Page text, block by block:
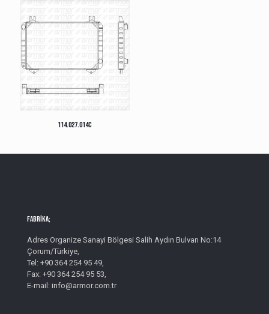
114.027.014C
Fabrika;
Adres Organize Sanayi Bölgesi Salih Aydın Bulvarı No:14
Çorum/Türkiye,
Tel: +90 364 254 95 49,
Fax: +90 364 254 95 53,
E-mail: info@armor.com.tr